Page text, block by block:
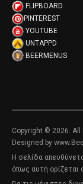
FLIPBOARD
PINTEREST
YOUTUBE
UNTAPPD
BEERMENUS
Copyright © 2026. All
Designed by
Η σελίδα
όπως αυτή